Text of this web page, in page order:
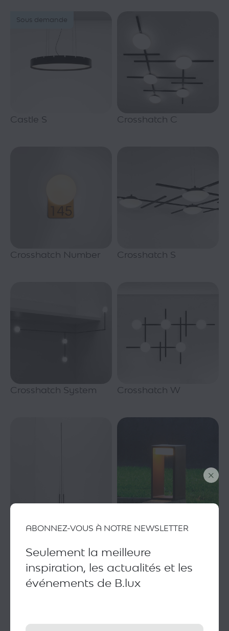
Sous demande
Castle S Crosshatch C
Crosshatch Number Crosshatch S
Crosshatch System Crosshatch W
Eliana W Frame
ABONNEZ-VOUS À NOTRE NEWSLETTER
Seulement la meilleure
inspiration, les actualités et les
événements de B.lux